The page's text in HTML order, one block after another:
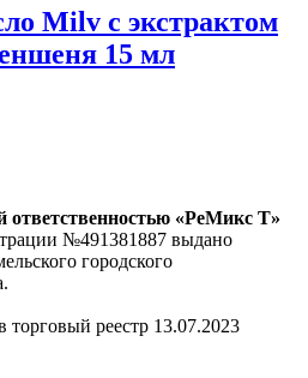
Milv с экстрактом
15 мл
ответственностью «РеМикс Т»
№491381887 выдано
городского
торговый реестр 13.07.2023